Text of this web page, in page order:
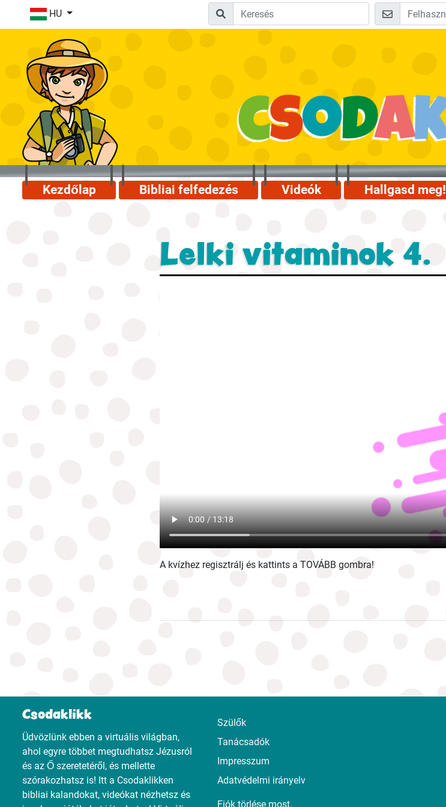
HU
Kezdőlap Bibliai felfedezés Videók Hallgasd meg!
Lelki vitaminok 4.
A kvízhez regisztrálj és kattints a TOVÁBB gombra!
Csodaklikk
Üdvözlünk ebben a virtuális világban,
ahol egyre többet megtudhatsz Jézusról
és az Ő szeretetéről, és mellette
szórakozhatsz is! Itt a Csodaklikken
bibliai kalandokat, videókat nézhetsz és
Szülők
Tanácsadók
Impresszum
Adatvédelmi irányelv
Fiók törlése most.